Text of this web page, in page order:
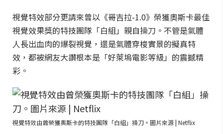
視覺特效部分更請來曾以《哥吉拉-1.0》榮獲奧斯卡最佳
視覺效果獎的特技團隊「白組」親自操刀。不管是氣體
人長出血肉的爆裂視覺，還是氣體穿梭實景的擬真特
效，都被網友大讚根本是「好萊塢電影等級」的震撼精
彩。
視覺特效由曾榮獲奧斯卡的特技團隊「白組」操刀。圖片來源 | Netflix